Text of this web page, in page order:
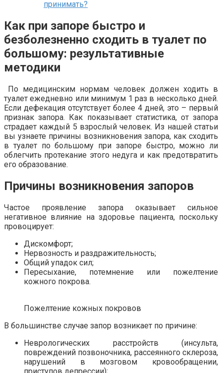
принимать?
Как при запоре быстро и
безболезненно сходить в туалет по
большому: результативные
методики
По медицинским нормам человек должен ходить в
туалет ежедневно или минимум 1 раз в несколько дней.
Если дефекация отсутствует более 4 дней, это – первый
признак запора. Как показывает статистика, от запора
страдает каждый 5 взрослый человек. Из нашей статьи
вы узнаете причины возникновения запора, как сходить
в туалет по большому при запоре быстро, можно ли
облегчить протекание этого недуга и как предотвратить
его образование.
Причины возникновения запоров
Частое проявление запора оказывает сильное
негативное влияние на здоровье пациента, поскольку
провоцирует:
Дискомфорт;
Нервозность и раздражительность;
Общий упадок сил;
Пересыхание, потемнение или пожелтение
кожного покрова.
Пожелтение кожных покровов
В большинстве случае запор возникает по причине:
Неврологических расстройств (инсульта,
повреждений позвоночника, рассеянного склероза,
нарушений в мозговом кровообращении,
приступов депрессии);